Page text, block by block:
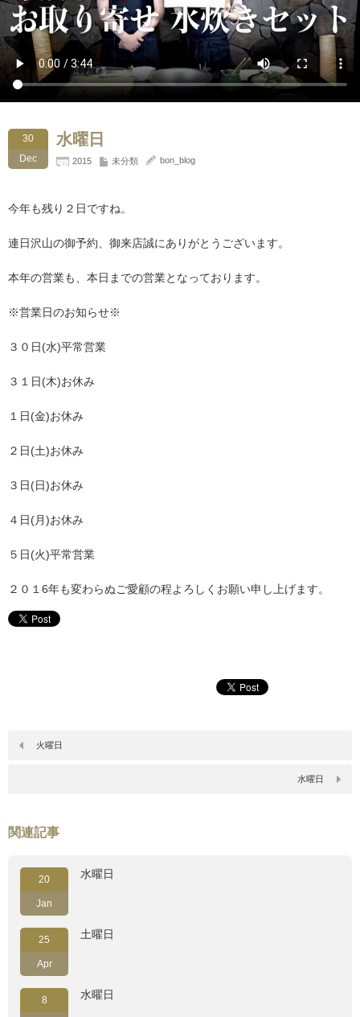
30
Dec
水曜日
2015 未分類 bon_blog
今年も残り２日ですね。
連日沢山の御予約、御来店誠にありがとうございます。
本年の営業も、本日までの営業となっております。
※営業日のお知らせ※
３０日(水)平常営業
３１日(木)お休み
１日(金)お休み
２日(土)お休み
３日(日)お休み
４日(月)お休み
５日(火)平常営業
２０１6年も変わらぬご愛顧の程よろしくお願い申し上げます。
火曜日
水曜日
関連記事
20
Jan
水曜日
25
Apr
土曜日
8 水曜日